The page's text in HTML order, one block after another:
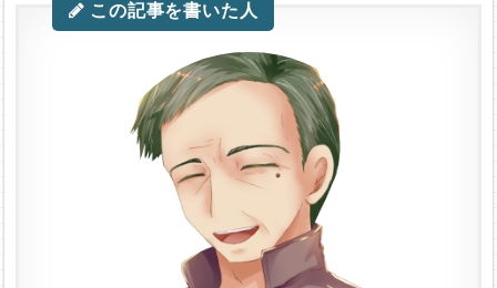
この記事を書いた人